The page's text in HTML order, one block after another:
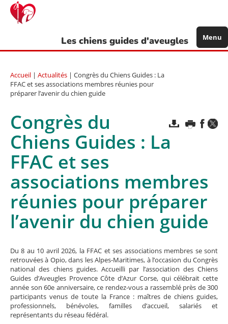
Aller
contenu
Les chiens guides d'aveugles Menu
Accueil | Actualités | Congrès du Chiens Guides : La
FFAC et ses associations membres réunies pour
préparer l’avenir du chien guide
Congrès du
Chiens Guides : La
FFAC et ses
associations membres
réunies pour préparer
l’avenir du chien guide
Du 8 au 10 avril 2026, la FFAC et ses associations membres se sont
retrouvées à Opio, dans les Alpes-Maritimes, à l’occasion du Congrès
national des chiens guides. Accueilli par l’association des Chiens
Guides d’Aveugles Provence Côte d’Azur Corse, qui célébrait cette
année son 60e anniversaire, ce rendez-vous a rassemblé près de 300
participants venus de toute la France : maîtres de chiens guides,
professionnels, bénévoles, familles d’accueil, salariés et
représentants du réseau fédéral.